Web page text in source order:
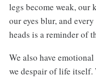
legs become weak, our
our eyes blur, and
heads is a reminder of
We also have
we despair of life itself.